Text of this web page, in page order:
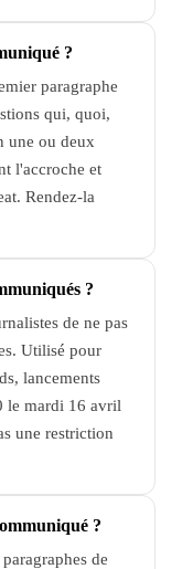
?
paragraphe
qui, quoi,
une ou deux
l'accroche et
Rendez-la
?
de ne pas
Utilisé pour
lancements
le mardi 16 avril
une restriction
?
de